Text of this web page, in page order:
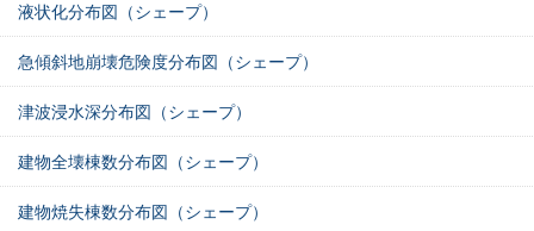
液状化分布図（シェープ）
急傾斜地崩壊危険度分布図（シェープ）
津波浸水深分布図（シェープ）
建物全壊棟数分布図（シェープ）
建物焼失棟数分布図（シェープ）